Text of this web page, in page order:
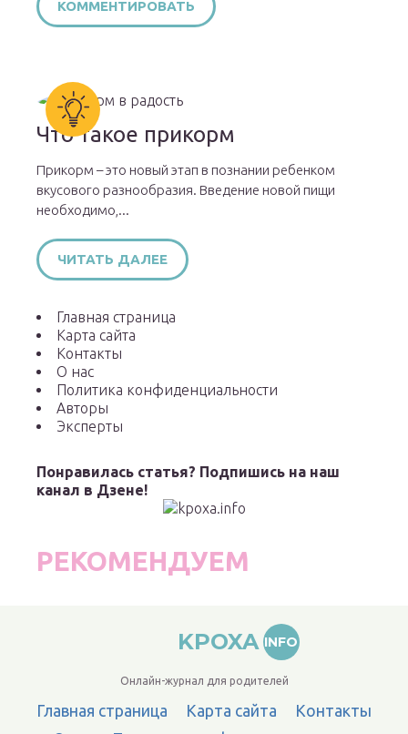
Что такое прикорм
Прикорм – это новый этап в познании ребенком
вкусового разнообразия. Введение новой пищи
необходимо,...
ЧИТАТЬ ДАЛЕЕ
Главная страница
Карта сайта
Контакты
О нас
Политика конфиденциальности
Авторы
Эксперты
Понравилась статья? Подпишись на наш
канал в Дзене!
РЕКОМЕНДУЕМ
KPOXA INFO
Онлайн-журнал для родителей
Главная страница Карта сайта
Контакты